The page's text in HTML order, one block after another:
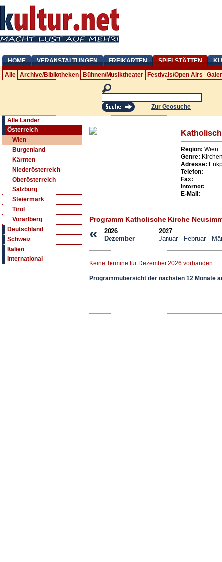
HOME VERANSTALTUNGEN FREIKARTEN SPIELSTÄTTEN
Alle Archive/Bibliotheken Bühnen/Musiktheater Festivals/Open Airs
Zur Geosuche
Alle Länder
Österreich
Wien
Burgenland
Kärnten
Niederösterreich
Oberösterreich
Salzburg
Steiermark
Tirol
Vorarlberg
Deutschland
Schweiz
Italien
International
Region: Wien
Genre: Kirchen
Adresse:
Telefon:
Fax:
Internet:
E-Mail:
Programm Katholische Kirche
«
2026
Dezember
2027
Januar
Februar
Keine Termine für Dezember 2026 vorhanden.
Programmübersicht der nächsten 12 Monate